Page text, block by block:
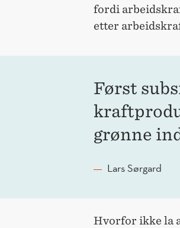
fordi
etter
Først
grønne
Lars Sørgard
Hvorfor ikke la